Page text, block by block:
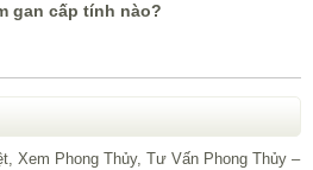
gan cấp tính nào?